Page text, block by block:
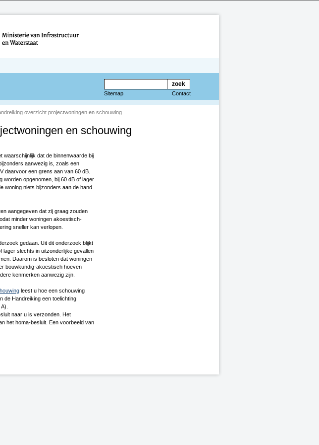
Contact
Sitemap
overzicht projectwoningen en schouwing
en schouwing
waarschijnlijk dat de binnenwaarde bij
aanwezig is, zoals een
daarvoor een grens aan van 60 dB.
worden opgenomen, bij 60 dB of lager
woning niets bijzonders aan de hand
aangegeven dat zij graag zouden
minder woningen akoestisch-
sneller kan verlopen.
gedaan. Uit dit onderzoek blijkt
lager slechts in uitzonderlijke gevallen
Daarom is besloten dat woningen
bouwkundig-akoestisch hoeven
kenmerken aanwezig zijn.
leest u hoe een schouwing
de Handreiking een toelichting
naar u is verzonden. Het
het homa-besluit. Een voorbeeld van